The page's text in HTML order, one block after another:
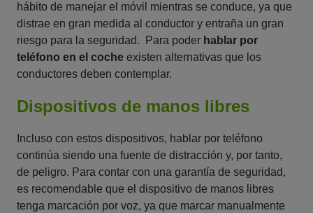
hábito de manejar el móvil mientras se conduce, ya que
distrae en gran medida al conductor y entraña un gran
riesgo para la seguridad. Para poder hablar por
teléfono en el coche existen alternativas que los
conductores deben contemplar.
Dispositivos de manos libres
Incluso con estos dispositivos, hablar por teléfono
continúa siendo una fuente de distracción y, por tanto,
de peligro. Para contar con una garantía de seguridad,
es recomendable que el dispositivo de manos libres
tenga marcación por voz, ya que marcar manualmente